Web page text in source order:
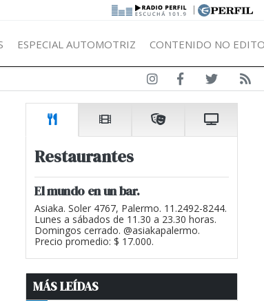
|
ESPECIAL AUTOMOTRIZ CONTENIDO NO
Restaurantes
El mundo en un bar.
Asiaka. Soler 4767, Palermo. 11.2492-8244.
Lunes a sábados de 11.30 a 23.30 horas.
Domingos cerrado. @asiakapalermo.
Precio promedio: $ 17.000.
MÁS LEÍDAS